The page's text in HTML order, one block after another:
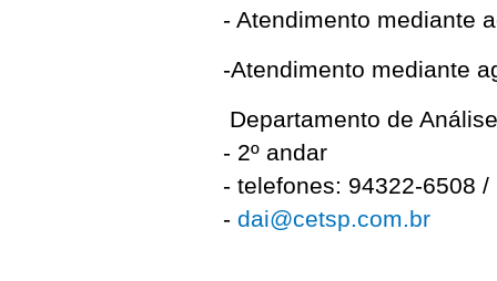
- Atendimento mediante
-Atendimento mediante
Departamento de
- 2º andar
- telefones: 94322-6508
- dai@cetsp.com.br